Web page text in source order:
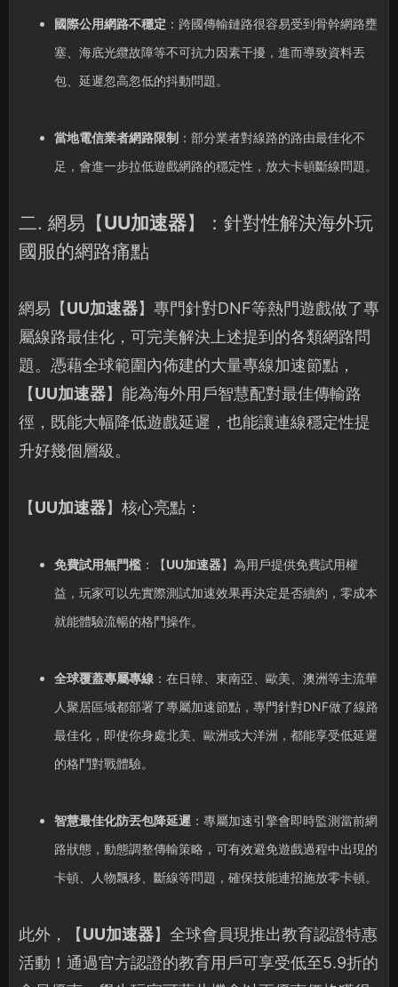
國際公用網路不穩定 ：跨國傳輸鏈路很容易受到骨幹網路壅
塞、海底光纜故障等不可抗力因素干擾，進而導致資料丟
包、延遲忽高忽低的抖動問題。
當地電信業者網路限制 ：部分業者對線路的路由最佳化不
足，會進一步拉低遊戲網路的穩定性，放大卡頓斷線問題。
二. 網易【UU加速器】：針對性解決海外玩
國服的網路痛點
網易【UU加速器】專門針對DNF等熱門遊戲做了專
屬線路最佳化，可完美解決上述提到的各類網路問
題。憑藉全球範圍內佈建的大量專線加速節點，
【UU加速器】能為海外用戶智慧配對最佳傳輸路
徑，既能大幅降低遊戲延遲，也能讓連線穩定性提
升好幾個層級。
【UU加速器】核心亮點：
免費試用無門檻：【UU加速器】為用戶提供免費試用權
益，玩家可以先實際測試加速效果再決定是否續約，零成本
就能體驗流暢的格鬥操作。
全球覆蓋專屬專線：在日韓、東南亞、歐美、澳洲等主流華
人聚居區域都部署了專屬加速節點，專門針對DNF做了線路
最佳化，即使你身處北美、歐洲或大洋洲，都能享受低延遲
的格鬥對戰體驗。
智慧最佳化防丟包降延遲：專屬加速引擎會即時監測當前網
路狀態，動態調整傳輸策略，可有效避免遊戲過程中出現的
卡頓、人物飄移、斷線等問題，確保技能連招施放零卡頓。
此外，【UU加速器】全球會員現推出教育認證特惠
活動！通過官方認證的教育用戶可享受低至5.9折的